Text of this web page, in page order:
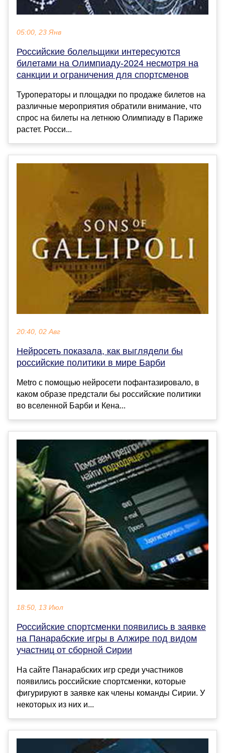
05:00, 23 Янв
Российские болельщики интересуются
билетами на Олимпиаду-2024 несмотря на
санкции и ограничения для спортсменов
Туроператоры и площадки по продаже билетов на
различные мероприятия обратили внимание, что
спрос на билеты на летнюю Олимпиаду в Париже
растет. Росси...
20:40, 02 Авг
Нейросеть показала, как выглядели бы
российские политики в мире Барби
Metro с помощью нейросети пофантазировало, в
каком образе предстали бы российские политики
во вселенной Барби и Кена...
18:50, 13 Июл
Российские спортсменки появились в заявке
на Панарабские игры в Алжире под видом
участниц от сборной Сирии
На сайте Панарабских игр среди участников
появились российские спортсменки, которые
фигурируют в заявке как члены команды Сирии. У
некоторых из них и...